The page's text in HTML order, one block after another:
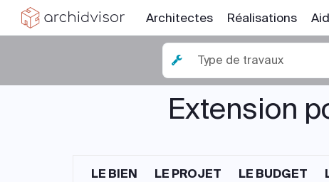
Architectes Réalisations
Type de travaux
Extension
LE BIEN LE PROJET LE BUDGET